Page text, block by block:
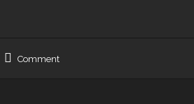
Comment